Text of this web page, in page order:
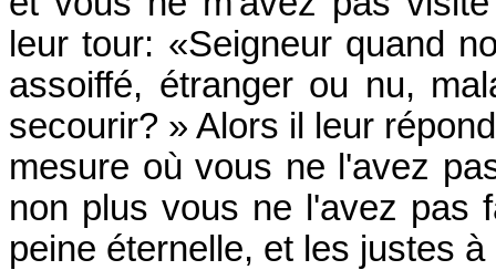
leur tour: «Seigneur quand
assoiffé, étranger ou nu,
secourir? » Alors il leur
mesure où vous ne l'avez
non plus vous ne l'avez pas
peine éternelle, et les justes